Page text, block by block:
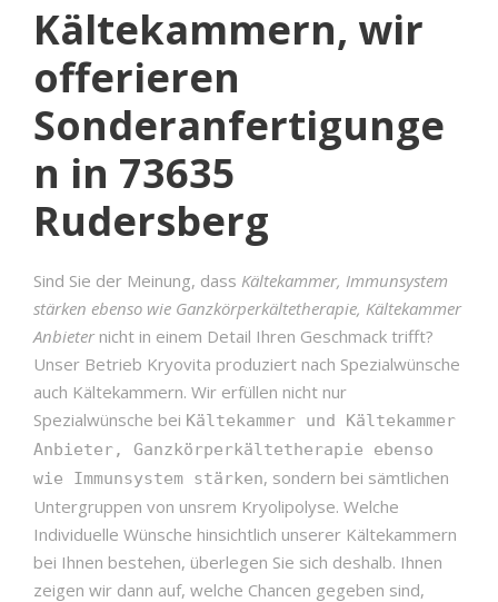
Kältekammern, wir
offerieren
Sonderanfertigunge
n in 73635
Rudersberg
Sind Sie der Meinung, dass Kältekammer, Immunsystem
stärken ebenso wie Ganzkörperkältetherapie, Kältekammer
Anbieternicht in einem Detail Ihren Geschmack trifft?
Unser Betrieb Kryovita produziert nach Spezialwünsche
auch Kältekammern. Wir erfüllen nicht nur
Spezialwünsche bei Kältekammer und Kältekammer
Anbieter, Ganzkörperkältetherapie ebenso
wie Immunsystem stärken, sondern bei sämtlichen
Untergruppen von unsrem Kryolipolyse. Welche
Individuelle Wünsche hinsichtlich unserer Kältekammern
bei Ihnen bestehen, überlegen Sie sich deshalb. Ihnen
zeigen wir dann auf, welche Chancen gegeben sind,